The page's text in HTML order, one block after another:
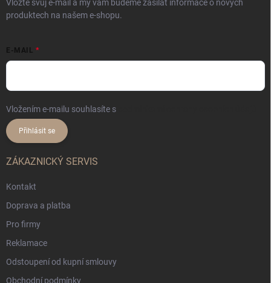
Vložte svůj e-mail a my vám budeme zasílat informace o nových
produktech na našem e-shopu.
E-MAIL
Vložením e-mailu souhlasíte s
Přihlásit se
ZÁKAZNICKÝ SERVIS
Kontakt
Doprava a platba
Pro firmy
Reklamace
Odstoupení od kupní smlouvy
Obchodní podmínky